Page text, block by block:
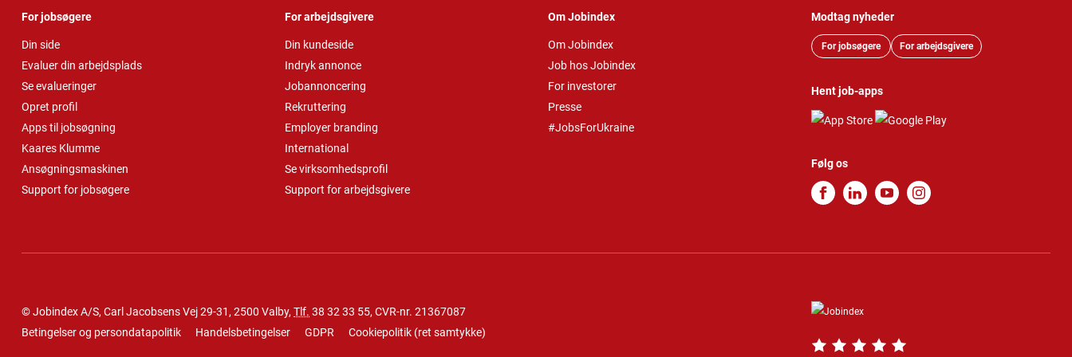
For jobsøgere
Din side
Evaluer din arbejdsplads
Se evalueringer
Opret profil
Apps til jobsøgning
Kaares Klumme
Ansøgningsmaskinen
Support for jobsøgere
For arbejdsgivere
Din kundeside
Indryk annonce
Jobannoncering
Rekruttering
Employer branding
International
Se virksomhedsprofil
Support for arbejdsgivere
Om Jobindex
Om Jobindex
Job hos Jobindex
For investorer
Presse
#JobsForUkraine
Modtag nyheder
For jobsøgere For arbejdsgivere
Hent job-apps
Følg os
© Jobindex A/S, Carl Jacobsens Vej 29-31, 2500 Valby, Tlf. 38 32 33 55, CVR-nr. 21367087
Betingelser og persondatapolitik
Handelsbetingelser GDPR Cookiepolitik (ret samtykke)